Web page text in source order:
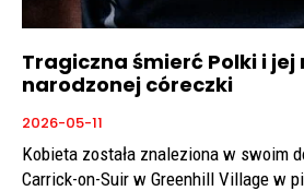
Tragiczna śmierć Polki i jej
narodzonej córeczki
2026-05-11
Kobieta została znaleziona w swoim
Carrick-on-Suir w Greenhill Village w